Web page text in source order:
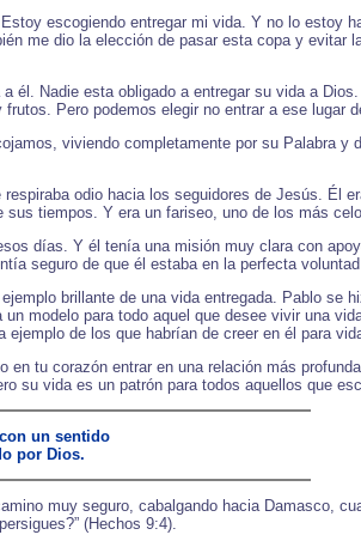
escogiendo entregar mi vida. Y no lo estoy
me dio la elección de pasar esta copa y evitar
él. Nadie esta obligado a entregar su vida a
Pero podemos elegir no entrar a ese lugar
viviendo completamente por su Palabra
odio hacia los seguidores de Jesús. Él
tiempos. Y era un fariseo, uno de los más
días. Y él tenía una misión muy clara con
seguro de que él estaba en la perfecta
brillante de una vida entregada. Pablo se
modelo para todo aquel que desee vivir una
de los que habrían de creer en él para
tu corazón entrar en una relación más
su vida es un patrón para todos aquellos que
un sentido
por Dios.
muy seguro, cabalgando hacia Damasco,
(Hechos 9:4).